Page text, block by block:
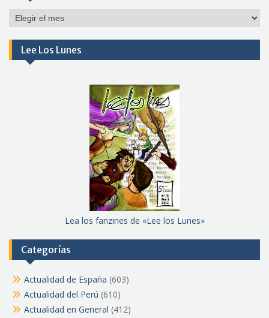
Por
Lee Los Lunes
Lea los fanzines de «Lee los Lunes»
Categorías
Actualidad de España (603)
Actualidad del Perú (610)
Actualidad en General (412)